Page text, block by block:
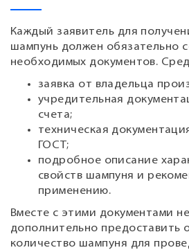
Каждый заявитель для
шампунь должен обязательно
необходимых документов.
заявка от владельца
учредительная
счета;
техническая
ГОСТ;
подробное описание
свойств шампуня и
применению.
Вместе с этими документами
дополнительно предоставить
количество шампуня для